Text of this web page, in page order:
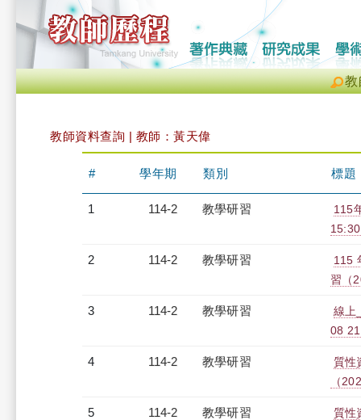
教
教師資料查詢 | 教師：黃天偉
# 學年期 類別 標題
1 114-2 教學研習
115
2 114-2 教學研習
115
習（
3 114-2 教學研習
線上
08
4 114-2 教學研習
質性
（
5 114-2 教學研習
質性